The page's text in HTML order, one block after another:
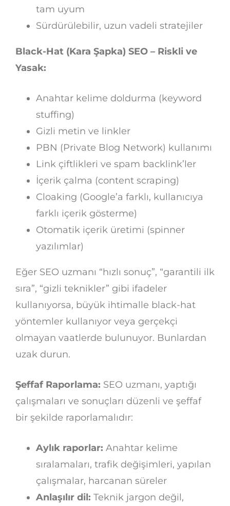
tam uyum
Sürdürülebilir, uzun vadeli stratejiler
Black-Hat (Kara Şapka) SEO – Riskli ve
Yasak:
Anahtar kelime doldurma (keyword
stuffing)
Gizli metin ve linkler
PBN (Private Blog Network) kullanımı
Link çiftlikleri ve spam backlink’ler
İçerik çalma (content scraping)
Cloaking (Google’a farklı, kullanıcıya
farklı içerik gösterme)
Otomatik içerik üretimi (spinner
yazılımlar)
Eğer SEO uzmanı “hızlı sonuç”, “garantili ilk
sıra”, “gizli teknikler” gibi ifadeler
kullanıyorsa, büyük ihtimalle black-hat
yöntemler kullanıyor veya gerçekçi
olmayan vaatlerde bulunuyor. Bunlardan
uzak durun.
Şeffaf Raporlama: SEO uzmanı, yaptığı
çalışmaları ve sonuçları düzenli ve şeffaf
bir şekilde raporlamalıdır:
Aylık raporlar: Anahtar kelime
sıralamaları, trafik değişimleri, yapılan
çalışmalar, harcanan süreler
Anlaşılır dil: Teknik jargon değil,